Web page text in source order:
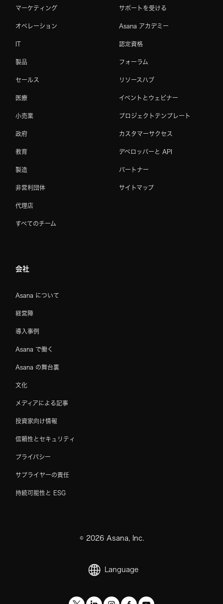
マーケティング
オペレーション
製品
セールス
医療
小売業
政府
教育
製造
非営利団体
代理店
すべてのチーム
サポートを受ける
Asana アカデミー
認定資格
フォーラム
リソースハブ
イベントとウェビナー
プロジェクトテンプレート
カスタマーサクセス
デベロッパーと API
パートナー
サイトマップ
会社
Asana について
経営陣
導入事例
Asana で働く
Asana の舞台裏
文化
メディアによる記事
投資家向け情報
信頼性とセキュリティ
プライバシー
サプライヤーの責任
持続可能性と ESG
© 2026Asana, Inc.
Language